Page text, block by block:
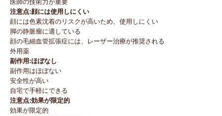
医師の技術力が重要
注意点:顔には使用しにくい
顔には色素沈着のリスクが高いため、使用しにくい
脚の静脈瘤に適している
顔の毛細血管拡張症には、レーザー治療が推奨される
外用薬
副作用:ほぼなし
副作用はほぼない
安全性が高い
自宅で手軽にできる
注意点:効果が限定的
効果が限定的